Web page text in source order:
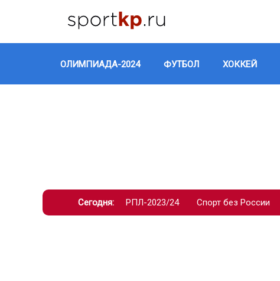
ОЛИМПИАДА-2024 ФУТБОЛ ХОККЕЙ
Сегодня: РПЛ-2023/24 Спорт без России